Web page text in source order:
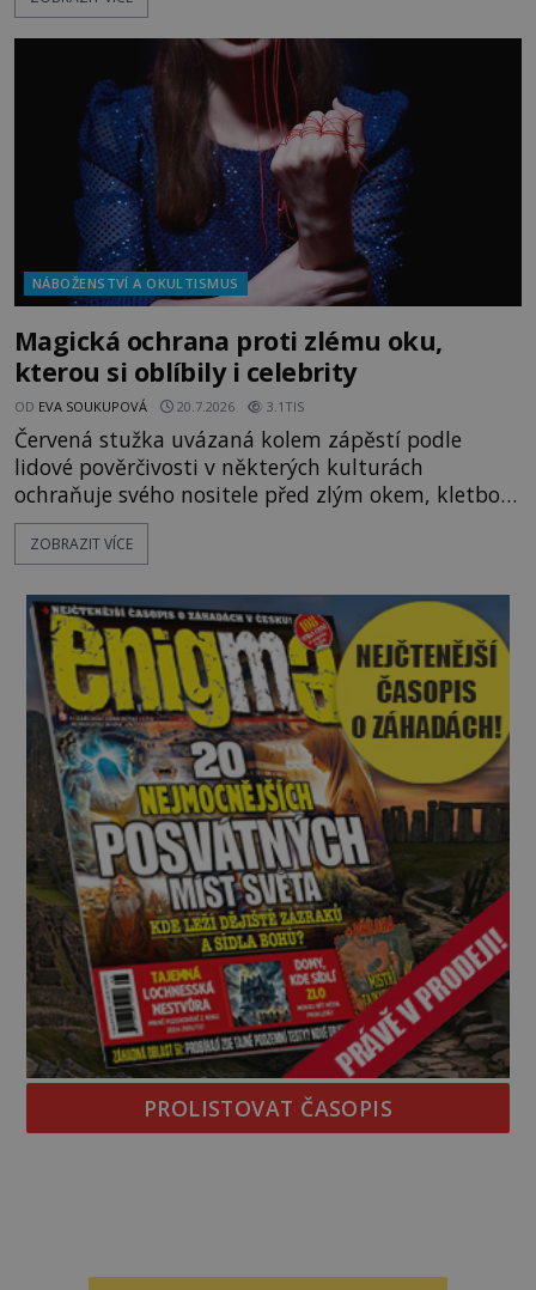
kouzla, jak si někteří myslí, nebo jde o pouhou
pověru? Už šest měsíců pobývá
NÁBOŽENSTVÍ A OKULTISMUS
Magická ochrana proti zlému oku,
kterou si oblíbily i celebrity
OD EVA SOUKUPOVÁ 20.7.2026 3.1TIS
Červená stužka uvázaná kolem zápěstí podle
lidové pověrčivosti v některých kulturách
ochraňuje svého nositele před zlým okem, kletbou,
která může přivodit neštěstí či nemoc. S tímto
nenápadným symbolem magické ochrany lze
nebo Leonarda DiCapria. Na Blízkém východě a v
židovských komunitách po celém světě, je
ZOBRAZIT VÍCE
PROLISTOVAT ČASOPIS